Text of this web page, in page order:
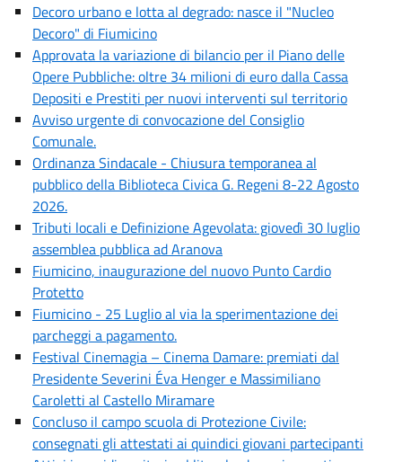
Decoro urbano e lotta al degrado: nasce il "Nucleo
Decoro" di Fiumicino
Approvata la variazione di bilancio per il Piano delle
Opere Pubbliche: oltre 34 milioni di euro dalla Cassa
Depositi e Prestiti per nuovi interventi sul territorio
Avviso urgente di convocazione del Consiglio
Comunale.
Ordinanza Sindacale - Chiusura temporanea al
pubblico della Biblioteca Civica G. Regeni 8-22 Agosto
2026.
Tributi locali e Definizione Agevolata: giovedì 30 luglio
assemblea pubblica ad Aranova
Fiumicino, inaugurazione del nuovo Punto Cardio
Protetto
Fiumicino - 25 Luglio al via la sperimentazione dei
parcheggi a pagamento.
Festival Cinemagia – Cinema Damare: premiati dal
Presidente Severini Éva Henger e Massimiliano
Caroletti al Castello Miramare
Concluso il campo scuola di Protezione Civile:
consegnati gli attestati ai quindici giovani partecipanti